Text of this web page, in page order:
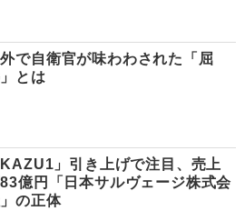
で自衛官が味わわされた「屈
とは
KAZU1」引き上げで注目、売上
億円「日本サルヴェージ株式会
の正体